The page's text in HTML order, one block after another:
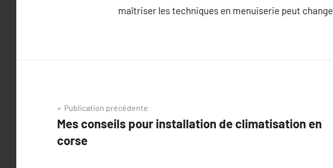
maîtriser les techniques en menuiserie peut
Navigation
de
l’article
Publication précédente
Mes conseils pour installation de climatisation en
corse